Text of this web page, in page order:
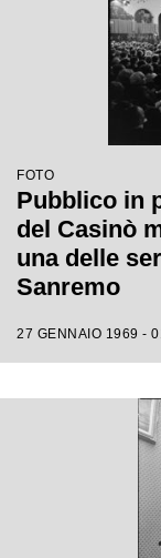
FOTO
Pubblico in
del Casinò
una delle
Sanremo
27 GENNAIO 1969 -